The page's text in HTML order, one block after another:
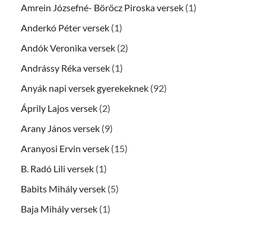
Amrein Józsefné- Böröcz Piroska versek (1)
Anderkó Péter versek (1)
Andók Veronika versek (2)
Andrássy Réka versek (1)
Anyák napi versek gyerekeknek (92)
Áprily Lajos versek (2)
Arany János versek (9)
Aranyosi Ervin versek (15)
B. Radó Lili versek (1)
Babits Mihály versek (5)
Baja Mihály versek (1)